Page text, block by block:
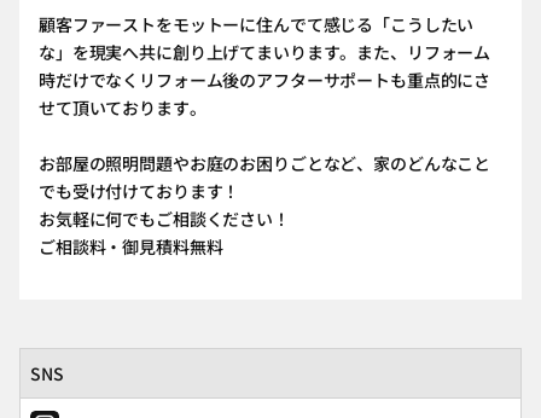
顧客ファーストをモットーに住んでて感じる「こうしたい
な」を現実へ共に創り上げてまいります。また、リフォーム
時だけでなくリフォーム後のアフターサポートも重点的にさ
せて頂いております。
お部屋の照明問題やお庭のお困りごとなど、家のどんなこと
でも受け付けております！
お気軽に何でもご相談ください！
ご相談料・御見積料無料
SNS